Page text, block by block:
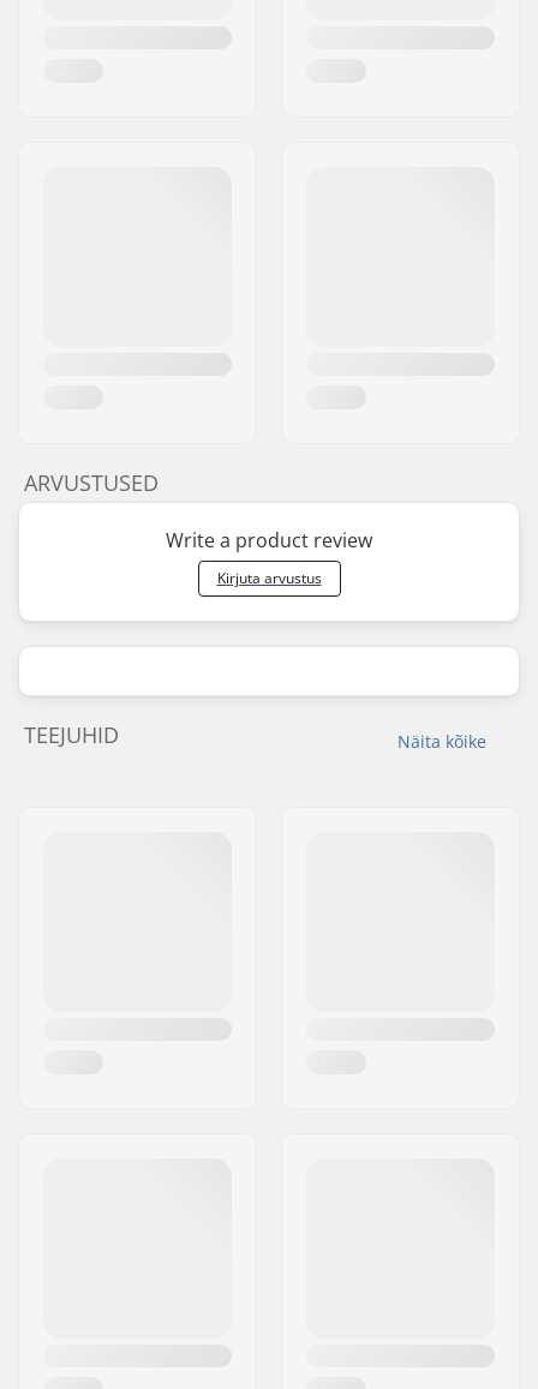
ARVUSTUSED
Write a product review
Kirjuta arvustus
Näita kõike
TEEJUHID